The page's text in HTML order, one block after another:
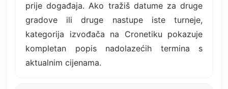
prije događaja. Ako tražiš datume za druge
gradove ili druge nastupe iste turneje,
kategorija izvođača na Cronetiku pokazuje
kompletan popis nadolazećih termina s
aktualnim cijenama.